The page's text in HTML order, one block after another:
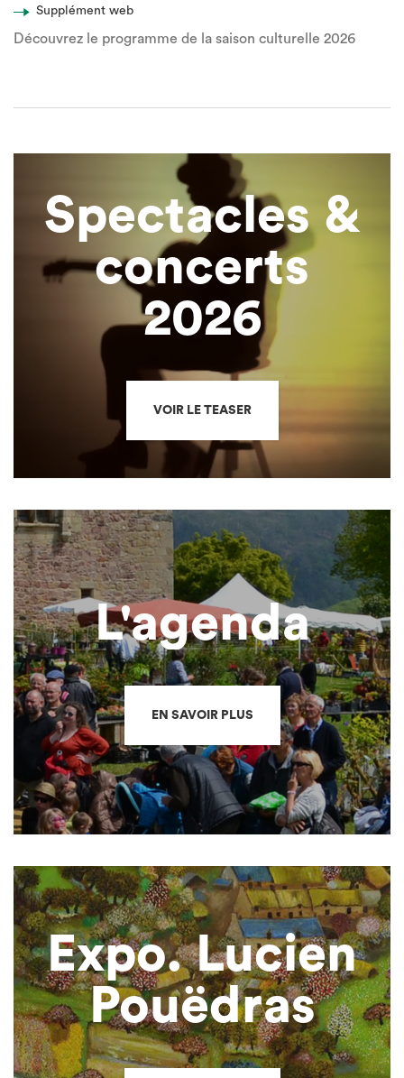
Découvrez le programme de la saison culturelle 2026
Supplément web
Spectacles &
concerts
2026
VOIR LE TEASER
L'agenda
EN SAVOIR PLUS
Expo. Lucien
Pouëdras